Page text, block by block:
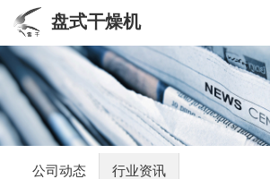
盘式干燥机
公司动态 行业资讯